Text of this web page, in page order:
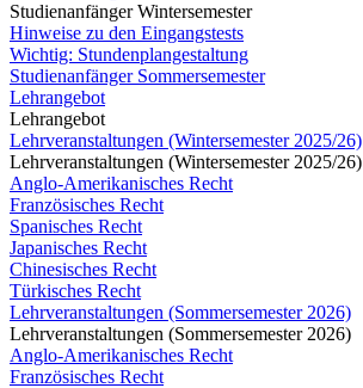
Studienanfänger Wintersemester
Hinweise zu den Eingangstests
Wichtig: Stundenplangestaltung
Studienanfänger Sommersemester
Lehrangebot
Lehrangebot
Lehrveranstaltungen (Wintersemester 2025/26)
Lehrveranstaltungen (Wintersemester 2025/26)
Anglo-Amerikanisches Recht
Französisches Recht
Spanisches Recht
Japanisches Recht
Chinesisches Recht
Türkisches Recht
Lehrveranstaltungen (Sommersemester 2026)
Lehrveranstaltungen (Sommersemester 2026)
Anglo-Amerikanisches Recht
Französisches Recht